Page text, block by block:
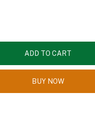
ADD TO CART
BUY NOW